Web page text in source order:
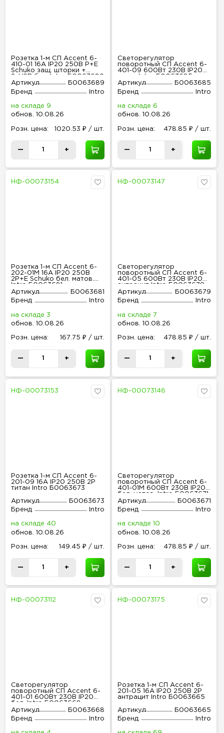
Розетка 1-м СП Accent 6-
410-01 16А IP20 250В P+E
Schuko защ. шторки +
2хUSB бел. Intro Б0063689
Артикул
Б0063689
Бренд
Intro
на складе 9
обнов. 10.08.26
Розн цена: 1020.53 ₽ / шт.
— +
Светорегулятор
поворотный СП Accent 6-
401-09 600Вт 230В IP20
титан Intro Б0063685
Артикул
Б0063685
Бренд
Intro
на складе 6
обнов. 10.08.26
Розн цена: 478.85 ₽ / шт.
— +
НФ-00073154
Розетка 1-м СП Accent 6-
202-01М 16А IP20 250В
2P+E Schuko бел. матов.
Intro Б0063681
Артикул
Б0063681
Бренд
Intro
на складе 3
обнов
10.08.26
Розн. цена: 167.75 ₽ / шт.
— +
НФ-00073147
Светорегулятор
поворотный СП Accent 6-
401-05 600Вт 230В IP20
антрацит Intro Б0063679
Артикул
Б0063679
Бренд
Intro
на складе 7
обнов
10.08.26
Розн. цена: 478.85 ₽ / шт.
— +
НФ-00073153
Розетка 1-м СП Accent 6-
201-09 16А IP20 250В 2P
титан Intro Б0063673
Артикул
Б0063673
Бренд
Intro
на складе 40
обнов
10.08.26
Розн цена: 149.45 ₽ / шт.
— +
НФ-00073146
Светорегулятор
поворотный СП Accent 6-
401-01М 600Вт 230В IP20
бел. матов. Intro Б0063671
Артикул
Б0063671
Бренд
Intro
на складе 10
обнов
10.08.26
Розн цена: 478.85 ₽ / шт.
— +
НФ-00073112
Светорегулятор
поворотный СП Accent 6-
401-01 600Вт 230В IP20
бел. Intro Б0063668
Артикул
Б0063668
Бренд
Intro
НФ-00073175
Розетка 1-м СП Accent 6-
201-05 16А IP20 250В 2P
антрацит Intro Б0063665
Артикул
Б0063665
Бренд
Intro